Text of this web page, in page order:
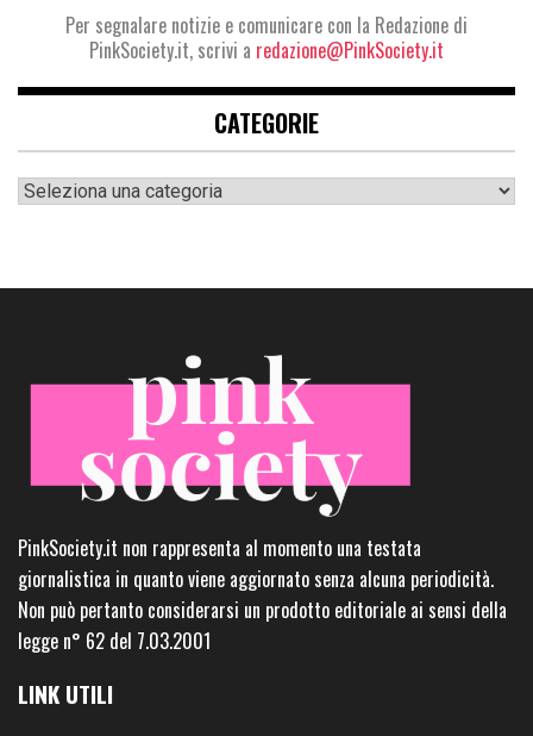
Per segnalare notizie e comunicare con la Redazione di
PinkSociety.it, scrivi a redazione@PinkSociety.it
CATEGORIE
Categorie
PinkSociety.it non rappresenta al momento una testata
giornalistica in quanto viene aggiornato senza alcuna periodicità.
Non può pertanto considerarsi un prodotto editoriale ai sensi della
legge n° 62 del 7.03.2001
LINK UTILI